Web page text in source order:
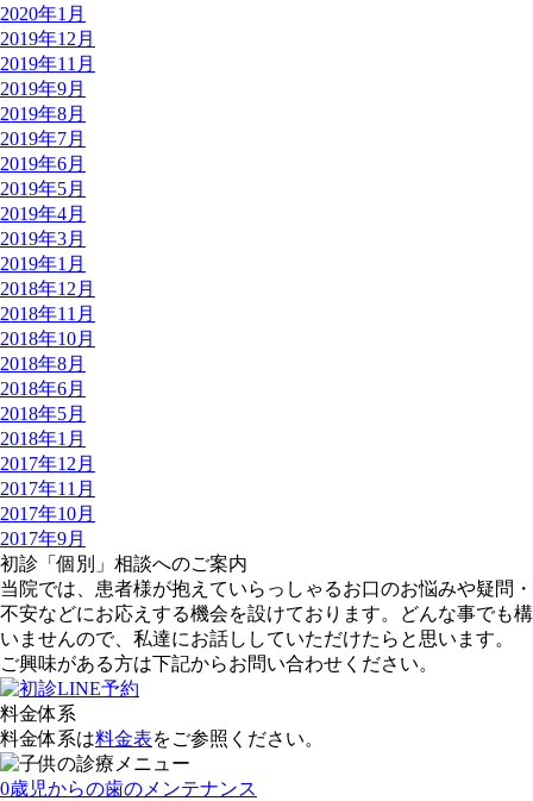
2020年1月
2019年12月
2019年11月
2019年9月
2019年8月
2019年7月
2019年6月
2019年5月
2019年4月
2019年3月
2019年1月
2018年12月
2018年11月
2018年10月
2018年8月
2018年6月
2018年5月
2018年1月
2017年12月
2017年11月
2017年10月
2017年9月
初診「個別」相談へのご案内
当院では、患者様が抱えていらっしゃるお口のお悩みや疑問・
不安などにお応えする機会を設けております。どんな事でも構
いませんので、私達にお話ししていただけたらと思います。
ご興味がある方は下記からお問い合わせください。
料金体系
料金体系は料金表をご参照ください。
0歳児からの歯のメンテナンス